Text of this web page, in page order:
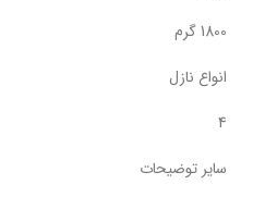
1800 گرم
انواع نازل
4
سایر توضیحات